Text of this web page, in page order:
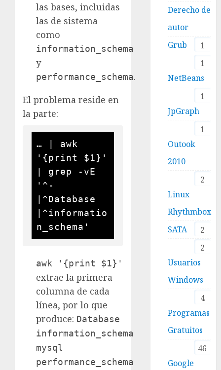
las bases, incluidas
las de sistema
como
information_schema
y
performance_schema.
El problema reside en
la parte:
… | awk
'{print $1}'
| grep -vE
'^-
|^Database
|^informatio
awk '{print $1}'
extrae la primera
columna de cada
línea, por lo que
produce: Database
information_schema
mysql
performance_schema
Derecho de
autor
1
Grub
1
NetBeans
1
JpGraph
1
Outook
2010
2
Linux
Rhythmbox
2
SATA
2
Usuarios
Windows
4
Programas
Gratuitos
46
Google